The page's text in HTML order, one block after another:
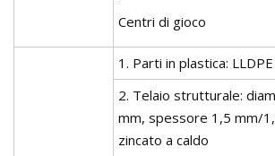
Centri di gioco
1. Parti in plastica:
2. Telaio strutturale:
mm, spessore 1,5 mm/
zincato a caldo